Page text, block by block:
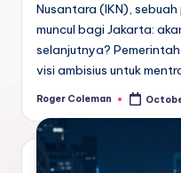
Nusantara (IKN),
muncul bagi Jakarta:
selanjutnya?
visi ambisius untuk
Posted
Roger Coleman